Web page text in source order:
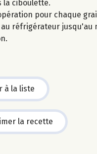
la ciboulette.
pour chaque
au réfrigérateur jusqu'au
à la liste
la recette